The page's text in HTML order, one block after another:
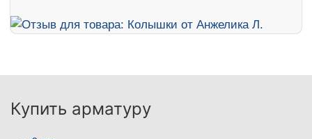
Купить арматуру